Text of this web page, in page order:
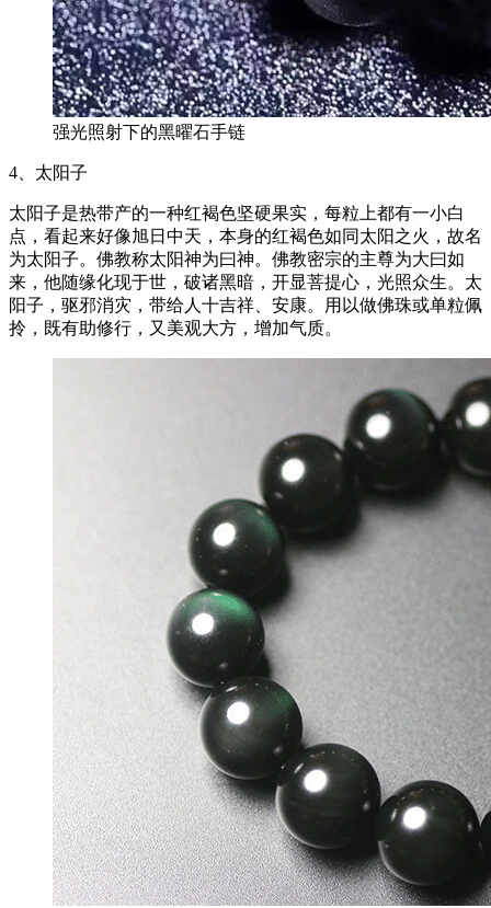
强光照射下的黑曜石手链
4、太阳子
太阳子是热带产的一种红褐色坚硬果实，每粒上都有一小白
点，看起来好像旭日中天，本身的红褐色如同太阳之火，故名
为太阳子。佛教称太阳神为曰神。佛教密宗的主尊为大曰如
来，他随缘化现于世，破诸黑暗，开显菩提心，光照众生。太
阳子，驱邪消灾，带给人十吉祥、安康。用以做佛珠或单粒佩
拎，既有助修行，又美观大方，增加气质。